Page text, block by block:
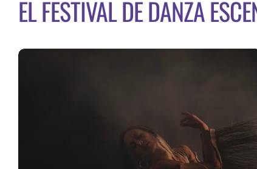
EL FESTIVAL DE DANZA